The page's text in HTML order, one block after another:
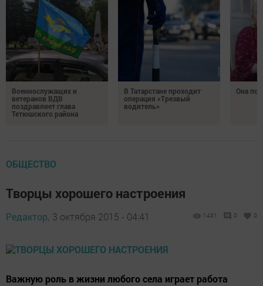
Военнослужащих и
ветеранов ВДВ
поздравляет глава
Тетюшского района
В Татарстане проходит
операция «Трезвый
водитель»
Она
ОБЩЕСТВО
Творцы хорошего настроения
Редактор, 3 октября 2015 - 04:41 1431 0 0
Важную роль в жизни любого села играет работа